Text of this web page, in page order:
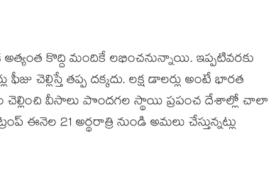
కొద్ది మందికే లభించనున్నాయి. ఇప్పటివరకు
చెల్లిస్తే తప్ప దక్కదు. లక్ష డాలర్లు అంటే భారత
చెల్లించి వీసాలు పొందగల స్థాయి ప్రపంచ దేశాల్లో చాలా
21 అర్థరాత్రి నుండి అమలు చేస్తున్నట్లు